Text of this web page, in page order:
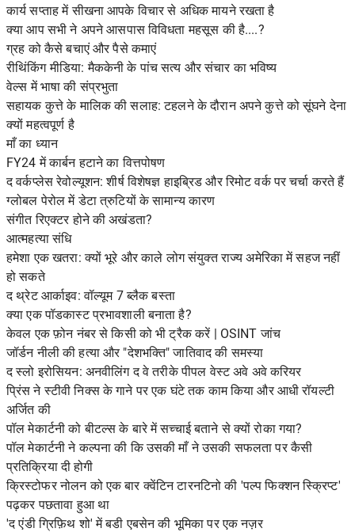
कार्य सप्ताह में सीखना आपके विचार से अधिक मायने रखता है
क्या आप सभी ने अपने आसपास विविधता महसूस की है....?
ग्रह को कैसे बचाएं और पैसे कमाएं
रीथिंकिंग मीडिया: मैककेनी के पांच सत्य और संचार का भविष्य
वेल्स में भाषा की संप्रभुता
सहायक कुत्ते के मालिक की सलाह: टहलने के दौरान अपने कुत्ते को सूंघने देना
क्यों महत्वपूर्ण है
माँ का ध्यान
FY24 में कार्बन हटाने का वित्तपोषण
द वर्कप्लेस रेवोल्यूशन: शीर्ष विशेषज्ञ हाइब्रिड और रिमोट वर्क पर चर्चा करते हैं
ग्लोबल पेरोल में डेटा त्रुटियों के सामान्य कारण
संगीत रिएक्टर होने की अखंडता?
आत्महत्या संधि
हमेशा एक खतरा: क्यों भूरे और काले लोग संयुक्त राज्य अमेरिका में सहज नहीं
हो सकते
द थ्रेट आर्काइव: वॉल्यूम 7 ब्लैक बस्ता
क्या एक पॉडकास्ट प्रभावशाली बनाता है?
केवल एक फ़ोन नंबर से किसी को भी ट्रैक करें | OSINT जांच
जॉर्डन नीली की हत्या और "देशभक्ति" जातिवाद की समस्या
द स्लो इरोसियन: अनवीलिंग द वे तरीके पीपल वेस्ट अवे अवे करियर
प्रिंस ने स्टीवी निक्स के गाने पर एक घंटे तक काम किया और आधी रॉयल्टी
अर्जित की
पॉल मेकार्टनी को बीटल्स के बारे में सच्चाई बताने से क्यों रोका गया?
पॉल मेकार्टनी ने कल्पना की कि उसकी माँ ने उसकी सफलता पर कैसी
प्रतिक्रिया दी होगी
क्रिस्टोफर नोलन को एक बार क्वेंटिन टारनटिनो की 'पल्प फिक्शन स्क्रिप्ट'
पढ़कर पछतावा हुआ था
'द एंडी ग्रिफ़िथ शो' में बडी एबसेन की भूमिका पर एक नज़र